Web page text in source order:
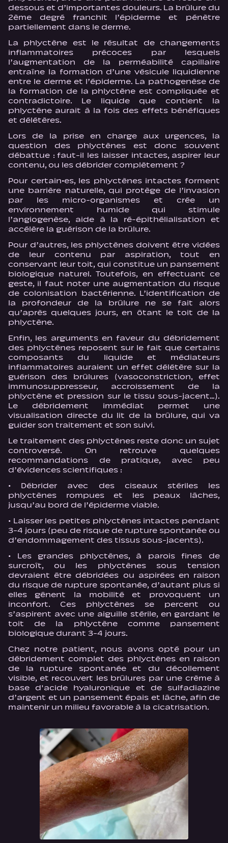
dessous et d’importantes douleurs. La brûlure du
2ème degré franchit l’épiderme et pénètre
partiellement dans le derme.
La phlyctène est le résultat de changements
inflammatoires précoces par lesquels
l’augmentation de la perméabilité capillaire
entraîne la formation d’une vésicule liquidienne
entre le derme et l’épiderme. La pathogenèse de
la formation de la phlyctène est compliquée et
contradictoire. Le liquide que contient la
phlyctène aurait à la fois des effets bénéfiques
et délétères.
Lors de la prise en charge aux urgences, la
question des phlyctènes est donc souvent
débattue : faut-il les laisser intactes, aspirer leur
contenu, ou les débrider complètement ?
Pour certain·es, les phlyctènes intactes forment
une barrière naturelle, qui protège de l’invasion
par les micro-organismes et crée un
environnement humide qui stimule
l’angiogenèse, aide à la ré-épithélialisation et
accélère la guérison de la brûlure.
Pour d’autres, les phlyctènes doivent être vidées
de leur contenu par aspiration, tout en
conservant leur toit, qui constitue un pansement
biologique naturel. Toutefois, en effectuant ce
geste, il faut noter une augmentation du risque
de colonisation bactérienne. L’identification de
la profondeur de la brûlure ne se fait alors
qu’après quelques jours, en ôtant le toit de la
phlyctène.
Enfin, les arguments en faveur du débridement
des phlyctènes reposent sur le fait que certains
composants du liquide et médiateurs
inflammatoires auraient un effet délétère sur la
guérison des brûlures (vasoconstriction, effet
immunosuppresseur, accroissement de la
phlyctène et pression sur le tissu sous-jacent…).
Le débridement immédiat permet une
visualisation directe du lit de la brûlure, qui va
guider son traitement et son suivi.
Le traitement des phlyctènes reste donc un sujet
controversé. On retrouve quelques
recommandations de pratique, avec peu
d’évidences scientifiques :
· Débrider avec des ciseaux stériles les
phlyctènes rompues et les peaux lâches,
jusqu’au bord de l’épiderme viable.
· Laisser les petites phlyctènes intactes pendant
3-4 jours (peu de risque de rupture spontanée ou
d’endommagement des tissus sous-jacents).
· Les grandes phlyctènes, à parois fines de
surcroît, ou les phlyctènes sous tension
devraient être débridées ou aspirées en raison
du risque de rupture spontanée, d’autant plus si
elles gênent la mobilité et provoquent un
inconfort. Ces phlyctènes se percent ou
s’aspirent avec une aiguille stérile, en gardant le
toit de la phlyctène comme pansement
biologique durant 3-4 jours.
Chez notre patient, nous avons opté pour un
débridement complet des phlyctènes en raison
de la rupture spontanée et du décollement
visible, et recouvert les brûlures par une crème à
base d'acide hyaluronique et de sulfadiazine
d’argent et un pansement épais et lâche, afin de
maintenir un milieu favorable à la cicatrisation.